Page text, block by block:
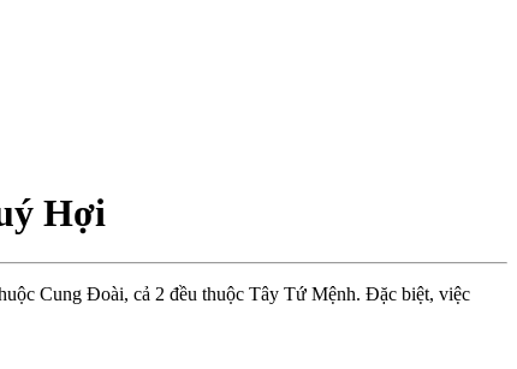
Hợi
Cung Đoài, cả 2 đều thuộc Tây Tứ Mệnh. Đặc biệt, việc